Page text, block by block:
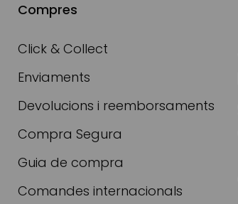
Compres
Click & Collect
Enviaments
Devolucions i reemborsaments
Compra Segura
Guia de compra
Comandes internacionals